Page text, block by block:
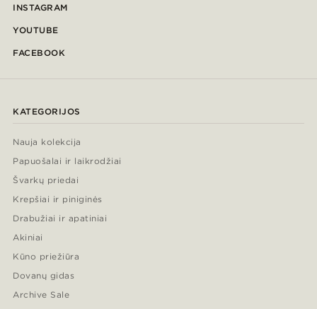
INSTAGRAM
YOUTUBE
FACEBOOK
KATEGORIJOS
Nauja kolekcija
Papuošalai ir laikrodžiai
Švarkų priedai
Krepšiai ir piniginės
Drabužiai ir apatiniai
Akiniai
Kūno priežiūra
Dovanų gidas
Archive Sale